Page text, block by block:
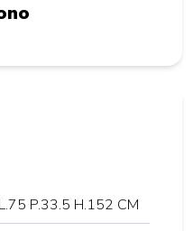
L.75 P.33.5 H.152 CM